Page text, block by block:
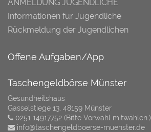
ANMELDUNG JUGENDLICHE
Informationen für Jugendliche
Rückmeldung der Jugendlichen
Offene Aufgaben/App
Taschengeldbörse Münster
Gesundheitshaus
Gasselstiege 13, 48159 Münster
0251 14917752 (Bitte Vorwahl mitwählen.)
info@taschengeldboerse-muenster.de